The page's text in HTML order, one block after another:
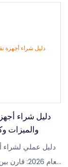
دليل شراء
والميزات
دليل عملي لشراء
لعام 2026: